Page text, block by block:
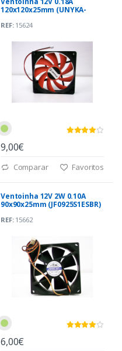
120x120x25mm (UNYKA-
REF:15624
9,00€
Comparar Favoritos
Ventoinha 12V 2W 0.10A
90x90x25mm (JF0925S1ESBR)
REF:15662
6,00€